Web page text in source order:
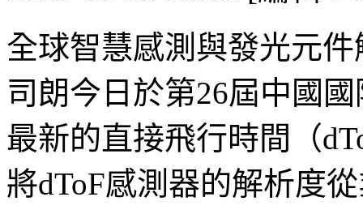
全球智慧感測與發光元
司朗今日於第26屆中國
最新的直接飛行時間（
將dToF感測器的解析度